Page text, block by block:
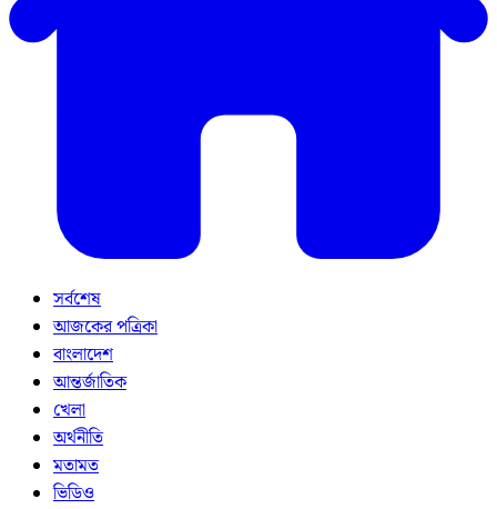
সর্বশেষ
আজকের পত্রিকা
বাংলাদেশ
আন্তর্জাতিক
খেলা
অর্থনীতি
মতামত
ভিডিও